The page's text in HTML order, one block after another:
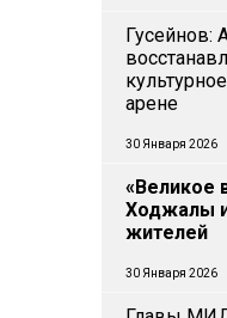
Гусейнов:
арене
30 Января 2026
«Великое
Ходжалы
жителей
30 Января 2026